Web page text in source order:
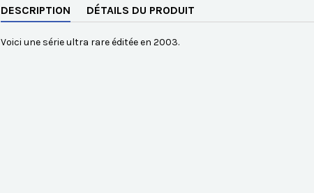
DESCRIPTION DÉTAILS DU PRODUIT
Voici une série ultra rare éditée en 2003.